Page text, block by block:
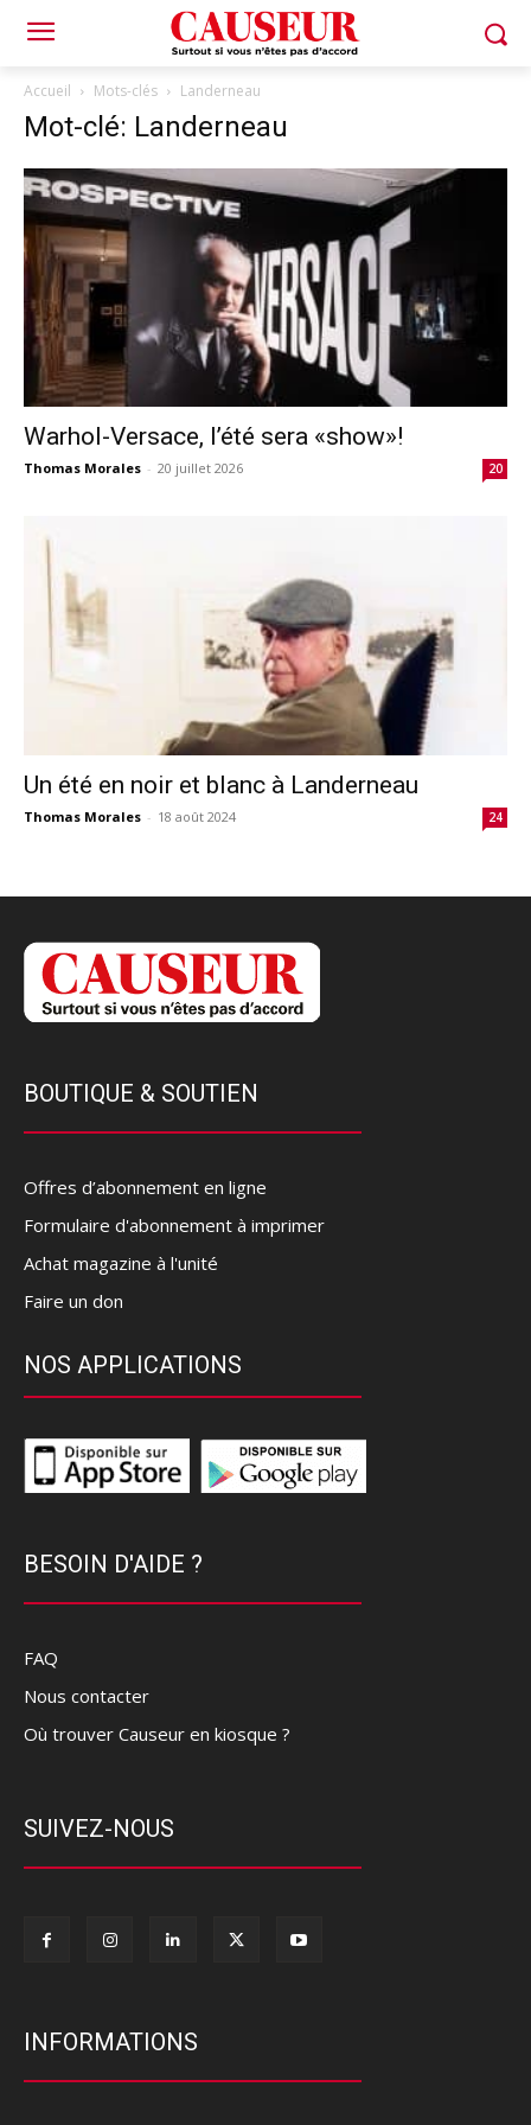
Accueil Mots-clés Landerneau
Mot-clé: Landerneau
Warhol-Versace, l’été sera «show»!
Thomas Morales - 20 juillet 2026 20
Un été en noir et blanc à Landerneau
Thomas Morales - 18 août 2024 24
BOUTIQUE & SOUTIEN
Offres d’abonnement en ligne
Formulaire d'abonnement à imprimer
Achat magazine à l'unité
Faire un don
NOS APPLICATIONS
BESOIN D'AIDE ?
FAQ
Nous contacter
Où trouver Causeur en kiosque ?
SUIVEZ-NOUS
INFORMATIONS